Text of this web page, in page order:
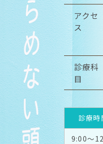
アクセ
ス
診療科
目
診療時
9:00～